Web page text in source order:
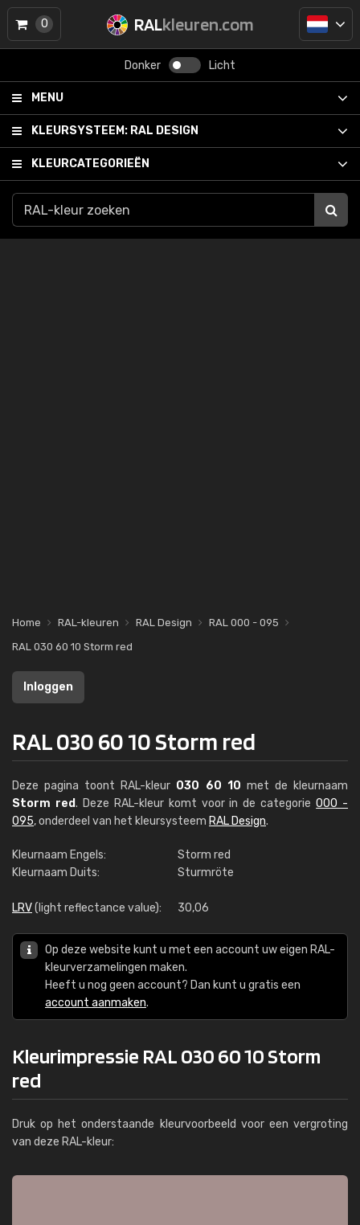
RALkleuren.com
Donker Licht
MENU
KLEURSYSTEEM: RAL DESIGN
KLEURCATEGORIEËN
0
Home RAL-kleuren RAL Design
RAL 000 - 095
RAL 030 60 10 Storm red
Inloggen
RAL 030 60 10 Storm red
Deze pagina toont RAL-kleur 030 60 10 met de kleurnaam
Storm red. Deze RAL-kleur komt voor in de categorie000 -
095, onderdeel van het kleursysteem RAL Design.
Kleurnaam Engels:
Storm red
Kleurnaam Duits:
Sturmröte
LRV(light reflectance value): 30,06
Op deze website kunt u met een account uw eigen RAL-
kleurverzamelingen maken.
Heeft u nog geen account? Dan kunt u gratis een
account aanmaken.
Kleurimpressie RAL 030 60 10 Storm
red
Druk op het onderstaande kleurvoorbeeld voor een vergroting
van deze RAL-kleur: